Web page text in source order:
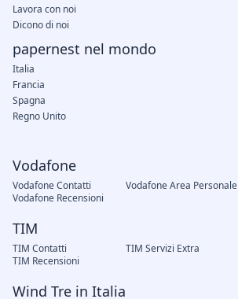
Vodafone
Vodafone Contatti Vodafone Area Personale
Vodafone Recensioni
TIM
TIM Contatti TIM Servizi Extra
TIM Recensioni
Wind Tre in Italia
Lavora con noi
Dicono di noi
papernest nel mondo
Italia
Francia
Spagna
Regno Unito